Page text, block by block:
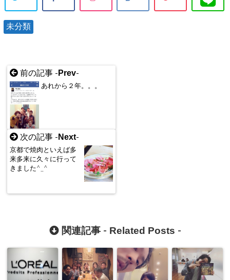
未分類
前の記事 - Prev-
あれから２年。。。
次の記事 - Next-
京都で焼肉といえば多
来多来に久々に行って
きました^_^
関連記事 - Related Posts -